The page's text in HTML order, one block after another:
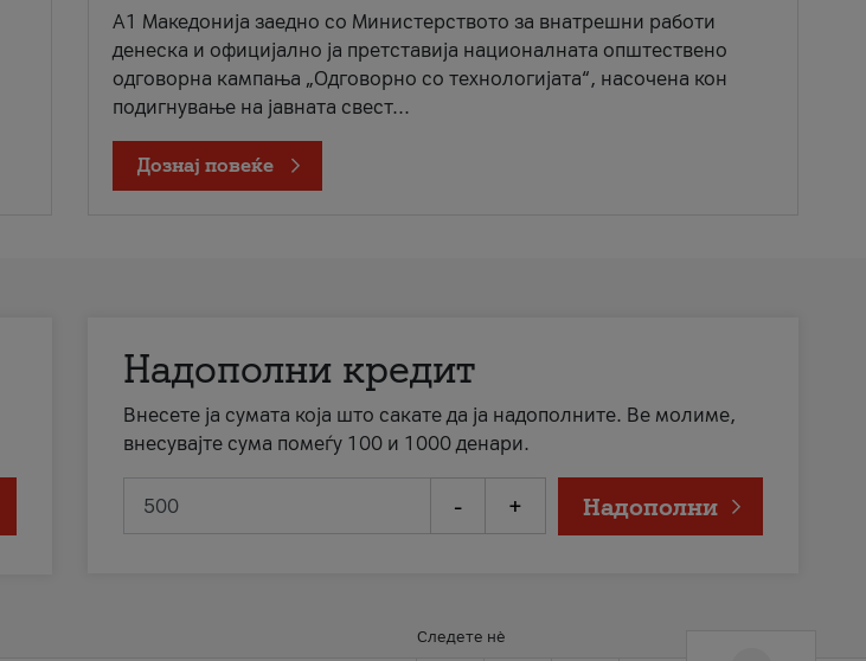
A1 Македонија заедно со Министерството за внатрешни работи
денеска и официјално ја претставија националната општествено
одговорна кампања „Одговорно со технологијата“, насочена кон
подигнување на јавната свест...
Дознај повеќе
Надополни кредит
Внесете ја сумата која што сакате да ја надополните. Ве молиме,
внесувајте сума помеѓу 100 и 1000 денари.
- + Надополни
Следете нè